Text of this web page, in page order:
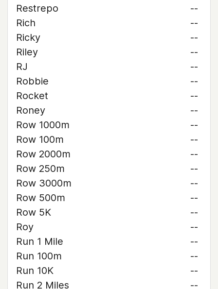
Restrepo
--
Rich
--
Ricky
--
Riley
--
RJ
--
Robbie
--
Rocket
--
Roney
--
Row 1000m
--
Row 100m
--
Row 2000m
--
Row 250m
--
Row 3000m
--
Row 500m
--
Row 5K
--
Roy
--
Run 1 Mile
--
Run 100m
--
Run 10K
--
Run 2 Miles
--